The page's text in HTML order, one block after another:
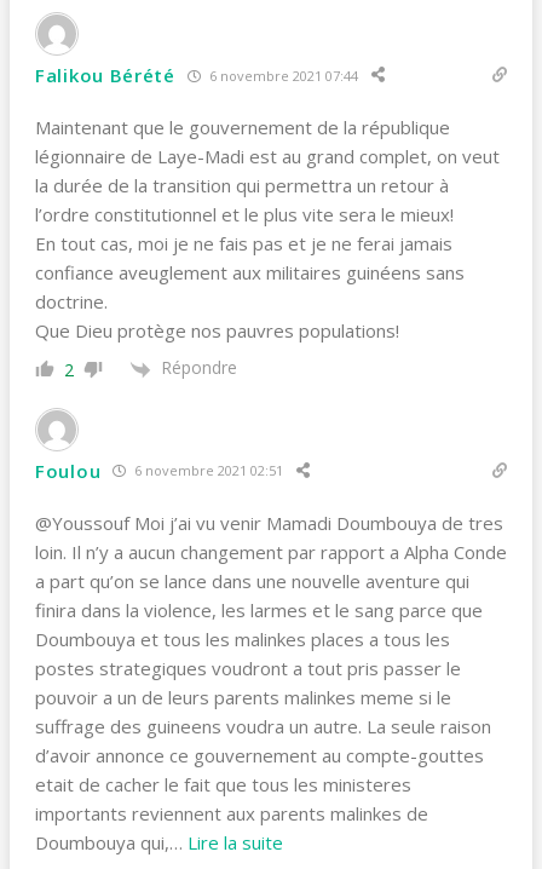
Falikou Bérété 6 novembre 2021 07:44
Maintenant que le gouvernement de la république
légionnaire de Laye-Madi est au grand complet, on veut
la durée de la transition qui permettra un retour à
l’ordre constitutionnel et le plus vite sera le mieux!
En tout cas, moi je ne fais pas et je ne ferai jamais
confiance aveuglement aux militaires guinéens sans
doctrine.
Que Dieu protège nos pauvres populations!
2 Répondre
Foulou 6 novembre 2021 02:51
@Youssouf Moi j’ai vu venir Mamadi Doumbouya de tres
loin. Il n’y a aucun changement par rapport a Alpha Conde
a part qu’on se lance dans une nouvelle aventure qui
finira dans la violence, les larmes et le sang parce que
Doumbouya et tous les malinkes places a tous les
postes strategiques voudront a tout pris passer le
pouvoir a un de leurs parents malinkes meme si le
suffrage des guineens voudra un autre. La seule raison
d’avoir annonce ce gouvernement au compte-gouttes
etait de cacher le fait que tous les ministeres
importants reviennent aux parents malinkes de
Doumbouya qui,… Lire la suite